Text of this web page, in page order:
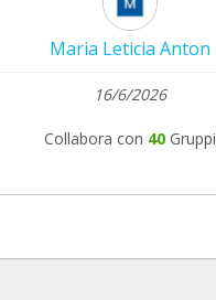
Maria Leticia Anton
16/6/2026
Collabora con 40 Gruppi